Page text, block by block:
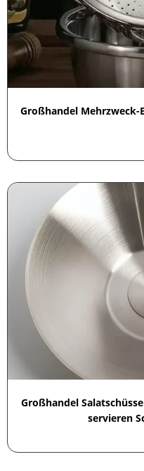
Großhandel Mehrzweck-
Großhandel
servieren